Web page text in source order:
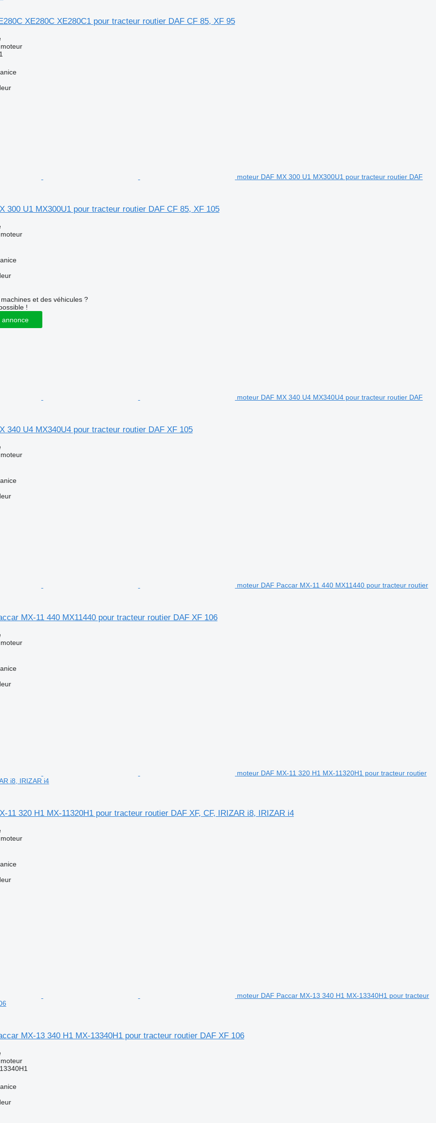
XE280C XE280C1 pour tracteur routier DAF CF 85, XF 95
moteur DAF MX 300 U1 MX300U1 pour tracteur routier DAF
300 U1 MX300U1 pour tracteur routier DAF CF 85, XF 105
et des véhicules ?
!
annonce
moteur DAF MX 340 U4 MX340U4 pour tracteur routier DAF
340 U4 MX340U4 pour tracteur routier DAF XF 105
moteur DAF Paccar MX-11 440 MX11440 pour tracteur routier
MX-11 440 MX11440 pour tracteur routier DAF XF 106
moteur DAF MX-11 320 H1 MX-11320H1 pour tracteur routier
i8, IRIZAR i4
11 320 H1 MX-11320H1 pour tracteur routier DAF XF, CF, IRIZAR i8, IRIZAR i4
moteur DAF Paccar MX-13 340 H1 MX-13340H1 pour tracteur
MX-13 340 H1 MX-13340H1 pour tracteur routier DAF XF 106